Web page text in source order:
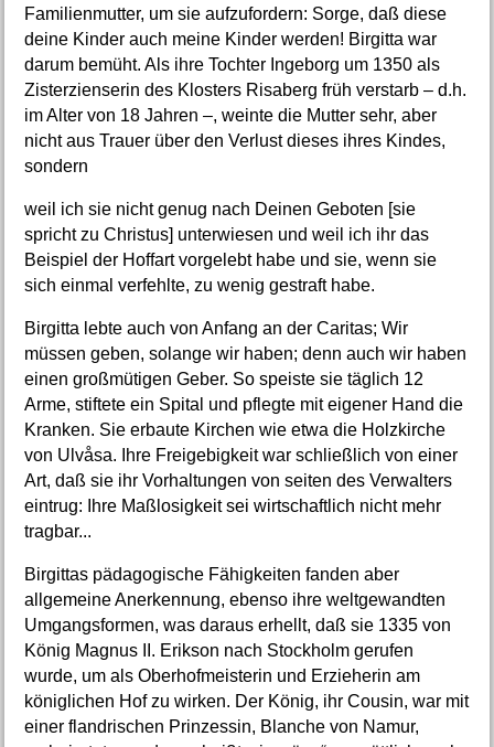
Familienmutter, um sie aufzufordern: Sorge, daß diese
deine Kinder auch meine Kinder werden! Birgitta war
darum bemüht. Als ihre Tochter Ingeborg um 1350 als
Zisterzienserin des Klosters Risaberg früh verstarb – d.h.
im Alter von 18 Jahren –, weinte die Mutter sehr, aber
nicht aus Trauer über den Verlust dieses ihres Kindes,
sondern
weil ich sie nicht genug nach Deinen Geboten [sie
spricht zu Christus] unterwiesen und weil ich ihr das
Beispiel der Hoffart vorgelebt habe und sie, wenn sie
sich einmal verfehlte, zu wenig gestraft habe.
Birgitta lebte auch von Anfang an der Caritas; Wir
müssen geben, solange wir haben; denn auch wir haben
einen großmütigen Geber. So speiste sie täglich 12
Arme, stiftete ein Spital und pflegte mit eigener Hand die
Kranken. Sie erbaute Kirchen wie etwa die Holzkirche
von Ulvåsa. Ihre Freigebigkeit war schließlich von einer
Art, daß sie ihr Vorhaltungen von seiten des Verwalters
eintrug: Ihre Maßlosigkeit sei wirtschaftlich nicht mehr
tragbar...
Birgittas pädagogische Fähigkeiten fanden aber
allgemeine Anerkennung, ebenso ihre weltgewandten
Umgangsformen, was daraus erhellt, daß sie 1335 von
König Magnus II. Erikson nach Stockholm gerufen
wurde, um als Oberhofmeisterin und Erzieherin am
königlichen Hof zu wirken. Der König, ihr Cousin, war mit
einer flandrischen Prinzessin, Blanche von Namur,